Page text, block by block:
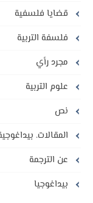
قضايا فلسفية
فلسفة التربية
مجرد رأي
علوم التربية
نص
المقالات. بيداغوجية.
عن الترجمة
بيداغوجيا